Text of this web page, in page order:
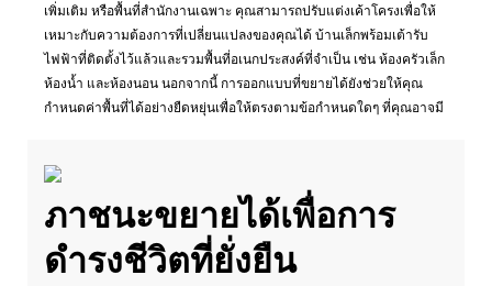
เพิ่มเติม หรือพื้นที่สำนักงานเฉพาะ คุณสามารถปรับแต่งเค้าโครงเพื่อให้
เหมาะกับความต้องการที่เปลี่ยนแปลงของคุณได้ บ้านเล็กพร้อมเต้ารับ
ไฟฟ้าที่ติดตั้งไว้แล้วและรวมพื้นที่อเนกประสงค์ที่จำเป็น เช่น ห้องครัวเล็ก
ห้องน้ำ และห้องนอน นอกจากนี้ การออกแบบที่ขยายได้ยังช่วยให้คุณ
กำหนดค่าพื้นที่ได้อย่างยืดหยุ่นเพื่อให้ตรงตามข้อกำหนดใดๆ ที่คุณอาจมี
ภาชนะขยายได้เพื่อการ
ดำรงชีวิตที่ยั่งยืน